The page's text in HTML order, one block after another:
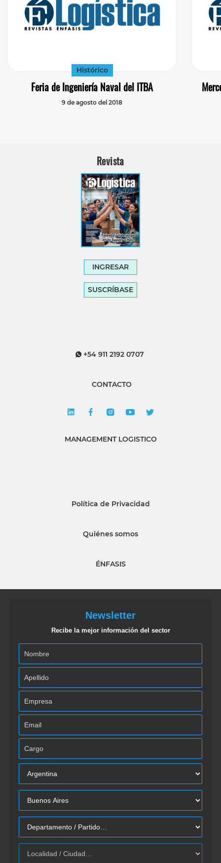
Histórico
Feria de Ingeniería Naval del ITBA
9 de agosto del 2018
Revista
INGRESAR
SUSCRÍBASE
+54 911 2192 0707
CONTACTO
MANAGEMENT LOGISTICO
Política de Privacidad
Quiénes somos
ÉNFASIS
Newsletter
Recibe la mejor información del sector